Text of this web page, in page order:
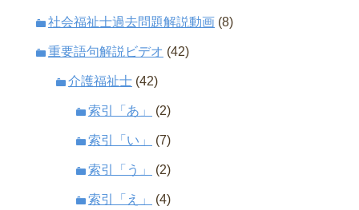
社会福祉士過去問題解説動画 (8)
重要語句解説ビデオ (42)
介護福祉士 (42)
索引「あ」 (2)
索引「い」 (7)
索引「う」 (2)
索引「え」 (4)